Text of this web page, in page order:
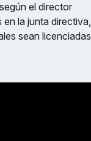
el director
la junta directiva,
sean licenciadas